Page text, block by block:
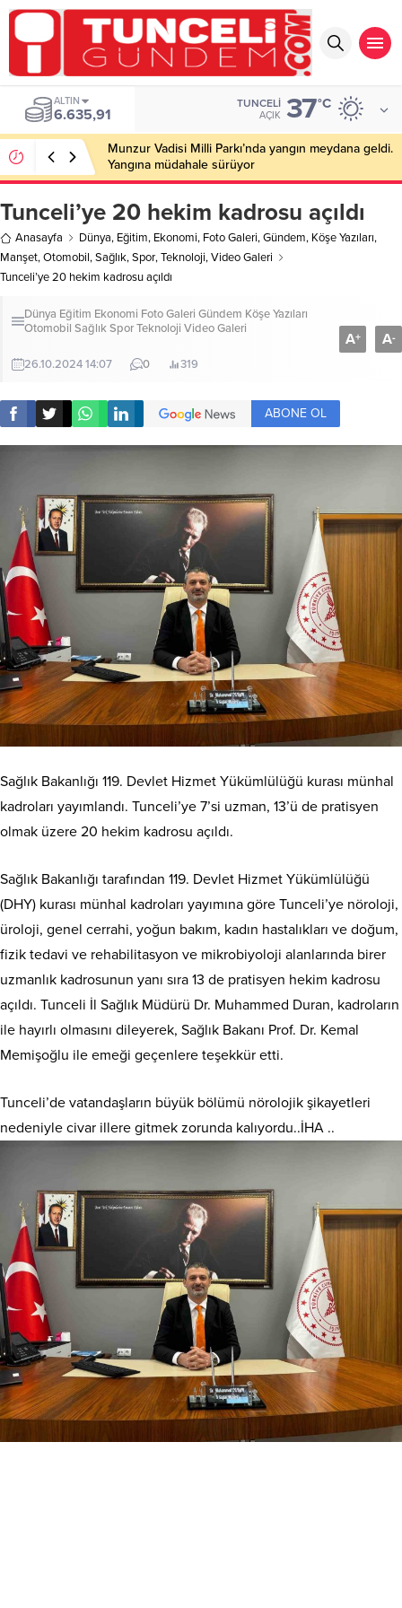
ALTIN
6.635,91
TUNCELI
AÇIK 37°C
Munzur Vadisi Milli Parkı’nda yangın meydana geldi.
Yangına müdahale sürüyor
Tunceli’ye 20 hekim kadrosu açıldı
Anasayfa Dünya, Eğitim, Ekonomi, Foto Galeri,Gündem, Köşe Yazıları,
Manşet,Otomobil,Sağlık,Spor,Teknoloji,Video Galeri
Tunceli’ye 20 hekim kadrosu açıldı
Dünya Eğitim Ekonomi Foto Galeri Gündem Köşe Yazıları
Otomobil SağlıkSporTeknoloji Video Galeri
26.10.2024 14:07 0 319
A+ A-
ABONE OL
Sağlık Bakanlığı 119. Devlet Hizmet Yükümlülüğü kurası münhal
kadroları yayımlandı. Tunceli’ye 7’si uzman, 13’ü de pratisyen
olmak üzere 20 hekim kadrosu açıldı.
Sağlık Bakanlığı tarafından 119. Devlet Hizmet Yükümlülüğü
(DHY) kurası münhal kadroları yayımına göre Tunceli’ye nöroloji,
üroloji, genel cerrahi, yoğun bakım, kadın hastalıkları ve doğum,
fizik tedavi ve rehabilitasyon ve mikrobiyoloji alanlarında birer
uzmanlık kadrosunun yanı sıra 13 de pratisyen hekim kadrosu
açıldı. Tunceli İl Sağlık Müdürü Dr. Muhammed Duran, kadroların
ile hayırlı olmasını dileyerek, Sağlık Bakanı Prof. Dr. Kemal
Memişoğlu ile emeği geçenlere teşekkür etti.
Tunceli’de vatandaşların büyük bölümü nörolojik şikayetleri
nedeniyle civar illere gitmek zorunda kalıyordu..İHA ..